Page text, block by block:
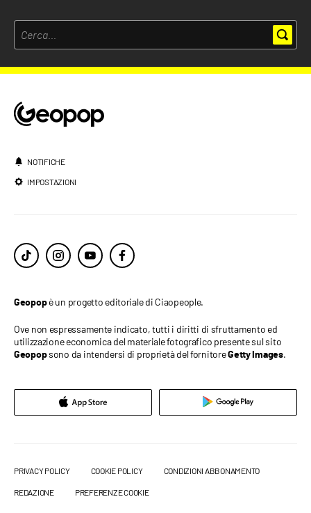
NOTIFICHE
IMPOSTAZIONI
Geopopè un progetto editoriale di Ciaopeople.
Ove non espressamente indicato, tutti i diritti di sfruttamento ed
utilizzazione economica del materiale fotografico presente sul sito
Geopopsono da intendersi di proprietà del fornitoreGetty Images.
PRIVACY POLICY COOKIE POLICY CONDIZIONI ABBONAMENTO
REDAZIONE PREFERENZE COOKIE